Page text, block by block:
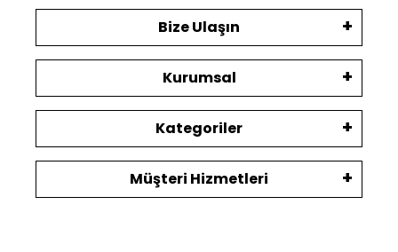
Bize Ulaşın
Kurumsal
Kategoriler
Müşteri Hizmetleri